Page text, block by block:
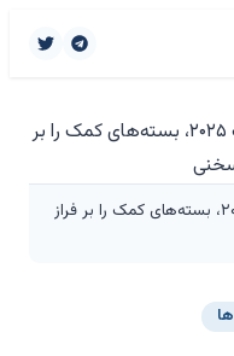
[۱/۲] نظامیان اردنی در تاریخ ۱۷ اوت ۲۰۲۵، بسته‌های کمک را بر فراز